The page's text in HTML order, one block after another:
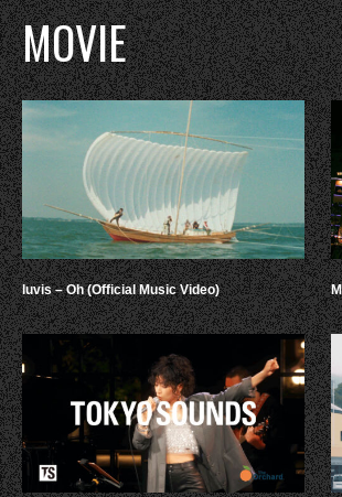
MOVIE
luvis – Oh (Official Music Video)